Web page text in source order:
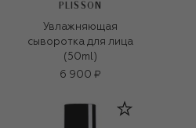
PLISSON
Увлажняющая
сыворотка для лица
(50ml)
6 900 ₽